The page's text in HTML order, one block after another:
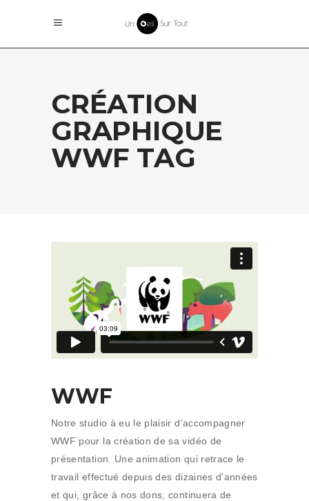
CRÉATION
GRAPHIQUE
WWF TAG
WWF
Notre studio à eu le plaisir d'accompagner
WWF pour la création de sa vidéo de
présentation. Une animation qui retrace le
travail effectué depuis des dizaines d'années
et qui, grâce à nos dons, continuera de